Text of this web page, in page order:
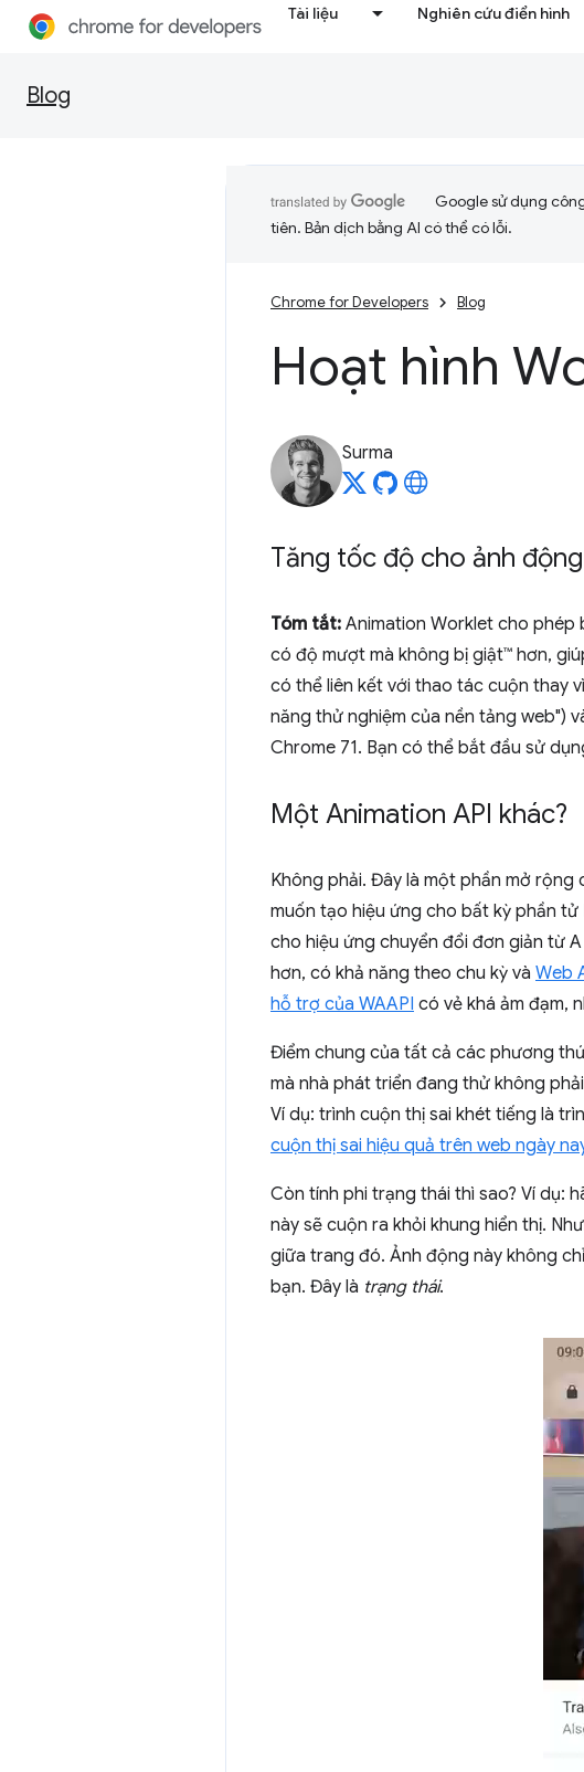
Tài liệu Nghiên cứu điển hình
Blog
Google sử dụng
tiên. Bản dịch bằng AI có thể có lỗi.
Chrome for Developers Blog
Hoạt hình
Surma
Tăng tốc độ cho ảnh
Tóm tắt: Animation Worklet cho
có độ mượt mà không bị giật™ hơn,
có thể liên kết với thao tác cuộn thay
năng thử nghiệm của nền tảng web")
Chrome 71. Bạn có thể bắt đầu sử
Một Animation API khác?
Không phải. Đây là một phần mở
muốn tạo hiệu ứng cho bất kỳ phần
cho hiệu ứng chuyển đổi đơn giản từ A
hơn, có khả năng theo chu kỳ và Web
hỗ trợ của WAAPI có vẻ khá ảm đạm,
Điểm chung của tất cả các phương
mà nhà phát triển đang thử không
Ví dụ: trình cuộn thị sai khét tiếng là
cuộn thị sai hiệu quả trên web ngày
Còn tính phi trạng thái thì sao? Ví dụ:
này sẽ cuộn ra khỏi khung hiển thị.
giữa trang đó. Ảnh động này không
bạn. Đây là trạng thái.